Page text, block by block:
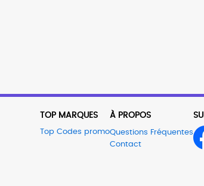
TOP MARQUES
Top Codes promo
À PROPOS
Questions Fréquentes
Contact